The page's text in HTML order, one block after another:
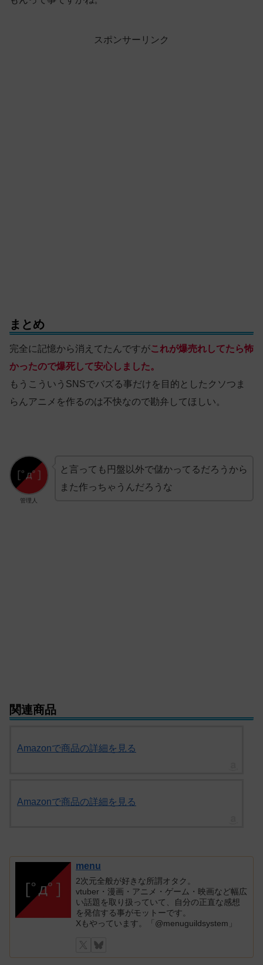
スポンサーリンク
まとめ
完全に記憶から消えてたんですがこれが爆売れしてたら怖
かったので爆死して安心しました。
もうこういうSNSでバズる事だけを目的としたクソつま
らんアニメを作るのは不快なので勘弁してほしい。
管理人
と言っても円盤以外で儲かってるだろうから
また作っちゃうんだろうな
関連商品
Amazonで商品の詳細を見る
Amazonで商品の詳細を見る
menu
2次元全般が好きな所謂オタク。
vtuber・漫画・アニメ・ゲーム・映画など幅広
い話題を取り扱っていて、自分の正直な感想
を発信する事がモットーです。
Xもやっています。「@menuguildsystem」